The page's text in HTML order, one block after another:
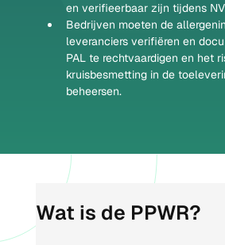
en verifieerbaar zijn tijdens
Bedrijven moeten de
leveranciers verifiëren en
PAL te rechtvaardigen en het
kruisbesmetting in de
beheersen.
Wat is de PPWR?